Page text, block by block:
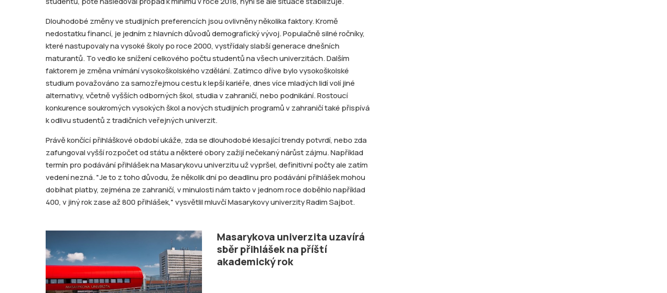
Dlouhodobé změny ve studijních preferencích jsou ovlivněny několika faktory. Kromě
nedostatku financí, je jedním z hlavních důvodů demografický vývoj. Populačně silné ročníky,
které nastupovaly na vysoké školy po roce 2000, vystřídaly slabší generace dnešních
maturantů. To vedlo ke snížení celkového počtu studentů na všech univerzitách. Dalším
faktorem je změna vnímání vysokoškolského vzdělání. Zatímco dříve bylo vysokoškolské
studium považováno za samozřejmou cestu k lepší kariéře, dnes více mladých lidí volí jiné
alternativy, včetně vyšších odborných škol, studia v zahraničí, nebo podnikání. Rostoucí
konkurence soukromých vysokých škol a nových studijních programů v zahraničí také přispívá
k odlivu studentů z tradičních veřejných univerzit.
Právě končící přihláškové období ukáže, zda se dlouhodobé klesající trendy potvrdí, nebo zda
zafungoval vyšší rozpočet od státu a některé obory zažijí nečekaný nárůst zájmu. Například
termín pro podávání přihlášek na Masarykovu univerzitu už vypršel, definitivní počty ale zatím
vedení nezná. "Je to z toho důvodu, že několik dní po deadlinu pro podávání přihlášek mohou
dobíhat platby, zejména ze zahraničí, v minulosti nám takto v jednom roce doběhlo například
400, v jiný rok zase až 800 přihlášek," vysvětlil mluvčí Masarykovy univerzity Radim Sajbot.
Masarykova univerzita uzavírá
sběr přihlášek na příští
akademický rok